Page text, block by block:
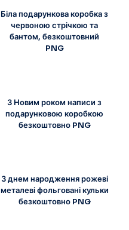
Біла подарункова коробка з
червоною стрічкою та
бантом, безкоштовний
PNG
З Новим роком написи з
подарунковою коробкою
безкоштовно PNG
З днем народження рожеві
металеві фольговані кульки
безкоштовно PNG